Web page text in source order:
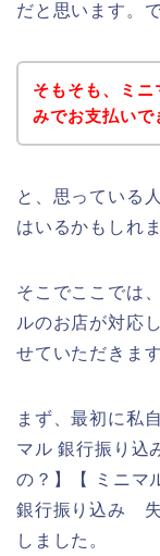
だと思います。
そもそも、ミ
みでお支払いで
と、思っている
はいるかもしれ
そこでここでは
ルのお店が対応
せていただきます
まず、最初に私
マル 銀行振り込
の？】【 ミニマ
銀行振り込み 失
しました。